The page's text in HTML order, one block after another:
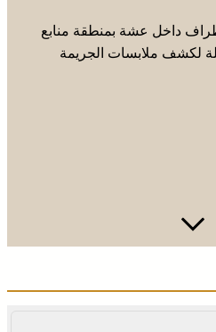
داخل عشة بمنطقة منابع
لكشف ملابسات الجريمة